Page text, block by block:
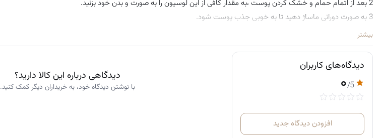
2 بعد از اتمام حمام و خشک کردن پوست ،به مقدار کافی از این لوسیون را به صورت و بدن خود بزنید.
3 به صورت دورانی ماساژ دهید تا به خوبی جذب پوست شود.
بیشتر
دیدگاه‌های کاربران
۰/5
افزودن دیدگاه جدید
دیدگاهی درباره این کالا دارید؟
با نوشتن دیدگاه خود، به خریداران دیگر کمک کنید.